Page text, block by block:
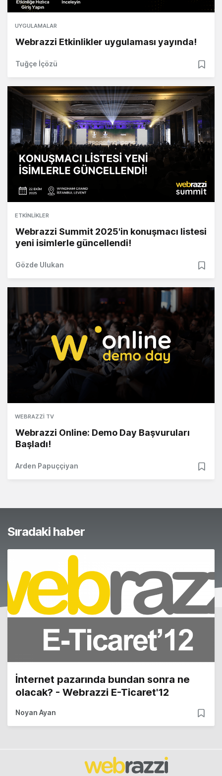
UYGULAMALAR
Webrazzi Etkinlikler uygulaması yayında!
Tuğçe İçözü
ETKINLIKLER
Webrazzi Summit 2025'in konuşmacı listesi
yeni isimlerle güncellendi!
Gözde Ulukan
WEBRAZZI TV
Webrazzi Online: Demo Day Başvuruları
Başladı!
Arden Papuççiyan
Sıradaki haber
İnternet pazarında bundan sonra ne
olacak? - Webrazzi E-Ticaret'12
Noyan Ayan